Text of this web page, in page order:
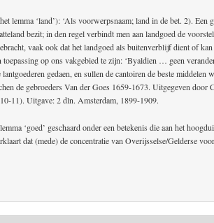
lemma ‘land’): ‘Als voorwerpsnaam; land in de bet. 2). Een
bezit; in den regel verbindt men aan landgoed de
vaak ook dat het landgoed als buitenverblijf dient of kan
op ons vakgebied te zijn: ‘Byaldien … geen
gedaen, en sullen de cantoiren de beste middelen
de gebroeders Van der Goes 1659-1673. Uitgegeven door
11). Uitgave: 2 dln. Amsterdam, 1899-1909.
‘goed’ geschaard onder een betekenis die aan het
dat (mede) de concentratie van Overijsselse/Gelderse